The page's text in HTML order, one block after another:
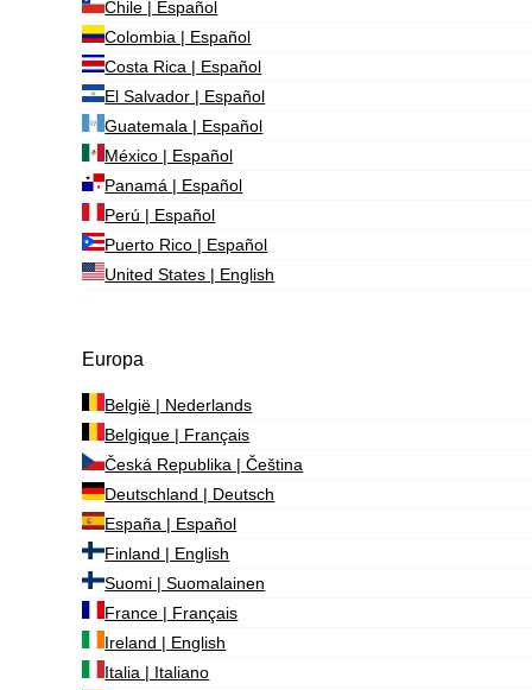
Chile | Español
Colombia | Español
Costa Rica | Español
El Salvador | Español
Guatemala | Español
México | Español
Panamá | Español
Perú | Español
Puerto Rico | Español
United States | English
Europa
België | Nederlands
Belgique | Français
Česká Republika | Čeština
Deutschland | Deutsch
España | Español
Finland | English
Suomi | Suomalainen
France | Français
Ireland | English
Italia | Italiano